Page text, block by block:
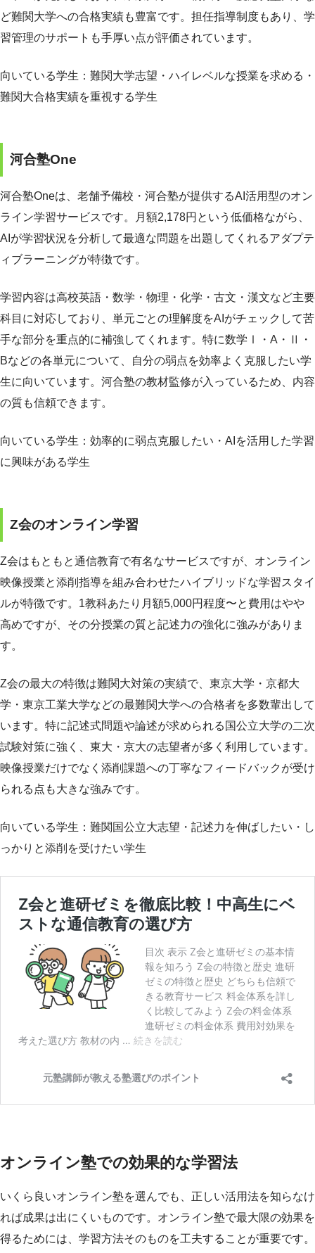
ど難関大学への合格実績も豊富です。担任指導制度もあり、学
習管理のサポートも手厚い点が評価されています。
向いている学生：難関大学志望・ハイレベルな授業を求める・
難関大合格実績を重視する学生
河合塾One
河合塾Oneは、老舗予備校・河合塾が提供するAI活用型のオン
ライン学習サービスです。月額2,178円という低価格ながら、
AIが学習状況を分析して最適な問題を出題してくれるアダプテ
ィブラーニングが特徴です。
学習内容は高校英語・数学・物理・化学・古文・漢文など主要
科目に対応しており、単元ごとの理解度をAIがチェックして苦
手な部分を重点的に補強してくれます。特に数学Ⅰ・A・Ⅱ・
Bなどの各単元について、自分の弱点を効率よく克服したい学
生に向いています。河合塾の教材監修が入っているため、内容
の質も信頼できます。
向いている学生：効率的に弱点克服したい・AIを活用した学習
に興味がある学生
Z会のオンライン学習
Z会はもともと通信教育で有名なサービスですが、オンライン
映像授業と添削指導を組み合わせたハイブリッドな学習スタイ
ルが特徴です。1教科あたり月額5,000円程度〜と費用はやや
高めですが、その分授業の質と記述力の強化に強みがありま
す。
Z会の最大の特徴は難関大対策の実績で、東京大学・京都大
学・東京工業大学などの最難関大学への合格者を多数輩出して
います。特に記述式問題や論述が求められる国公立大学の二次
試験対策に強く、東大・京大の志望者が多く利用しています。
映像授業だけでなく添削課題への丁寧なフィードバックが受け
られる点も大きな強みです。
向いている学生：難関国公立大志望・記述力を伸ばしたい・し
っかりと添削を受けたい学生
オンライン塾での効果的な学習法
いくら良いオンライン塾を選んでも、正しい活用法を知らなけ
れば成果は出にくいものです。オンライン塾で最大限の効果を
得るためには、学習方法そのものを工夫することが重要です。